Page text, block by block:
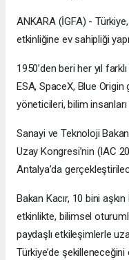
ANKARA (İGFA) -
etkinliğine ev sahipliği
1950’den beri her yıl
ESA, SpaceX, Blue
yöneticileri, bilim
Sanayi ve Teknoloji
Uzay Kongresi’nin (IAC
Antalya’da
Bakan Kacır, 10 bini aşkın
etkinlikte, bilimsel
paydaşlı etkileşimlerle
Türkiye’de şekilleneceğini